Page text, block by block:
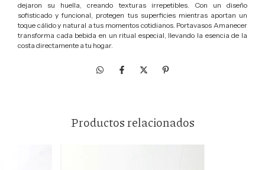
dejaron su huella, creando texturas irrepetibles. Con un diseño
sofisticado y funcional, protegen tus superficies mientras aportan un
toque cálido y natural a tus momentos cotidianos. Portavasos Amanecer
transforma cada bebida en un ritual especial, llevando la esencia de la
costa directamente a tu hogar.
Productos relacionados